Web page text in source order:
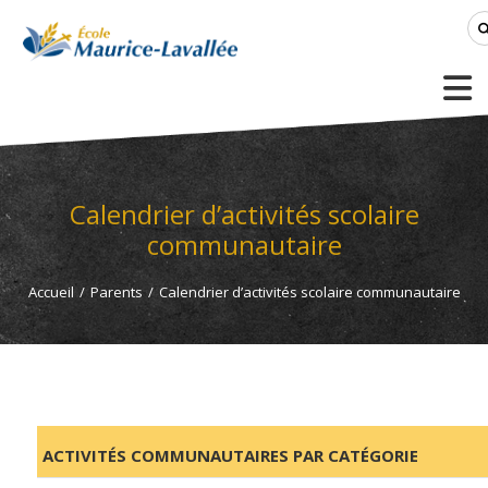
Calendrier d’activités scolaire
communautaire
Accueil / Parents / Calendrier d’activités scolaire communautaire
ACTIVITÉS COMMUNAUTAIRES PAR CATÉGORIE